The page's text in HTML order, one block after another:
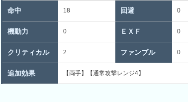
命中 18 回避 0
機動力 0 ＥＸＦ 0
クリティカル 2 ファンブル 0
追加効果 【両手】【通常攻撃レンジ4】